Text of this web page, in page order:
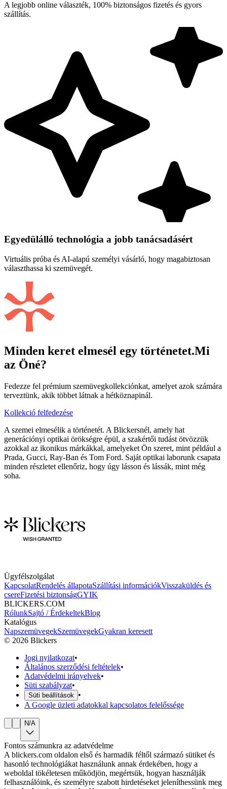
A legjobb online választék, 100% biztonságos fizetés és gyors
szállítás.
Egyedülálló technológia a jobb tanácsadásért
Virtuális próba és AI-alapú személyi vásárló, hogy magabiztosan
választhassa ki szemüvegét.
Minden keret elmesél egy történetet.Mi
az Öné?
Fedezze fel prémium szemüvegkollekciónkat, amelyet azok számára
terveztünk, akik többet látnak a hétköznapinál.
Kollekció felfedezése
A szemei elmesélik a történetét. A Blickersnél, amely hat
generációnyi optikai örökségre épül, a szakértői tudást ötvözzük
azokkal az ikonikus márkákkal, amelyeket Ön szeret, mint például a
Prada, Gucci, Ray-Ban és Tom Ford. Saját optikai laborunk csapata
minden részletet ellenőriz, hogy úgy lásson és lássák, mint még
soha.
Ügyfélszolgálat
KapcsolatRendelés állapotaSzállítási információkVisszaküldés és
csereFizetési biztonságGYIK
BLICKERS.COM
RólunkSajtó / ÉrdekeltekBlog
Katalógus
NapszemüvegekSzemüvegekGyakran keresett
© 2026 Blickers
Jogi nyilatkozat•
Általános szerződési feltételek•
Adatvédelmi irányelvek•
Süti szabályzat•
Süti beállítások
•
A Google üzleti adatokkal kapcsolatos felelőssége
N/A
Fontos számunkra az adatvédelme
A blickers.com oldalon első és harmadik féltől származó sütiket és
hasonló technológiákat használunk annak érdekében, hogy a
weboldal tökéletesen működjön, megértsük, hogyan használják
felhasználóink, és személyre szabott hirdetéseket jeleníthessünk meg